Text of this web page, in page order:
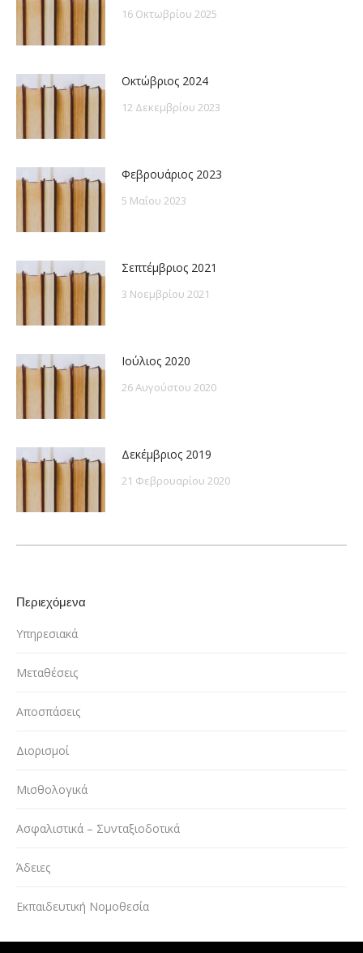
16 Οκτωβρίου 2025
Οκτώβριος 2024
12 Δεκεμβρίου 2023
Φεβρουάριος 2023
5 Μαΐου 2023
Σεπτέμβριος 2021
3 Νοεμβρίου 2021
Ιούλιος 2020
26 Αυγούστου 2020
Δεκέμβριος 2019
21 Φεβρουαρίου 2020
Περιεχόμενα
Υπηρεσιακά
Μεταθέσεις
Αποσπάσεις
Διορισμοί
Μισθολογικά
Ασφαλιστικά – Συνταξιοδοτικά
Άδειες
Εκπαιδευτική Νομοθεσία